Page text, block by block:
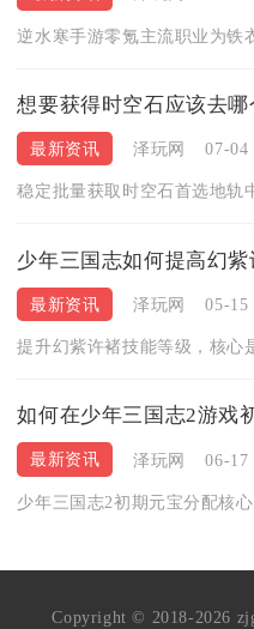
想要获得时空石应该去
最新资讯 泽玩网 07-04
少年三国志如何提高幻
最新资讯 泽玩网 05-15
如何在少年三国志2游戏
最新资讯 泽玩网 06-17
Copyright © 2018-2026